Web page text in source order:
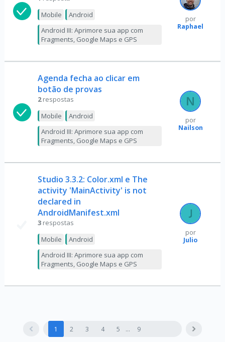
Mobile
Android
Android III: Aprimore sua app com
Fragments, Google Maps e GPS
por
Raphael
Agenda fecha ao clicar em
botão de provas
2 respostas
Mobile
Android
Android III: Aprimore sua app com
Fragments, Google Maps e GPS
por
Nailson
Studio 3.3.2: Color.xml e The
activity 'MainActivity' is not
declared in
AndroidManifest.xml
3 respostas
Mobile
Android
Android III: Aprimore sua app com
Fragments, Google Maps e GPS
por
Julio
1 2 3 4 5 9